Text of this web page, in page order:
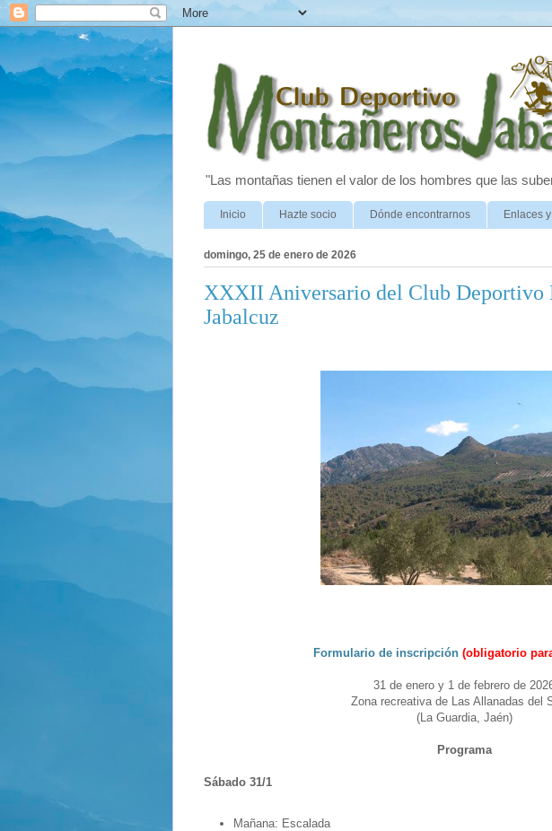
"Las montañas tienen el valor de los hombres que las
Inicio Hazte socio Dónde encontrarnos Enlaces
domingo, 25 de enero de 2026
XXXII Aniversario del Club Deportivo
Jabalcuz
Formulario de inscripción (obligatorio
31 de enero y 1 de febrero de
Zona recreativa de Las Allanadas del
(La Guardia, Jaén)
Programa
Sábado 31/1
Mañana: Escalada